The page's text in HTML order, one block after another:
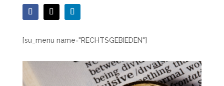
[su_menu name="RECHTSGEBIEDEN"]